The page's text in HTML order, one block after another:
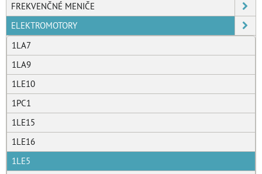
FREKVENČNÉ MENIČE
ELEKTROMOTORY
1LA7
1LA9
1LE10
1PC1
1LE15
1LE16
1LE5